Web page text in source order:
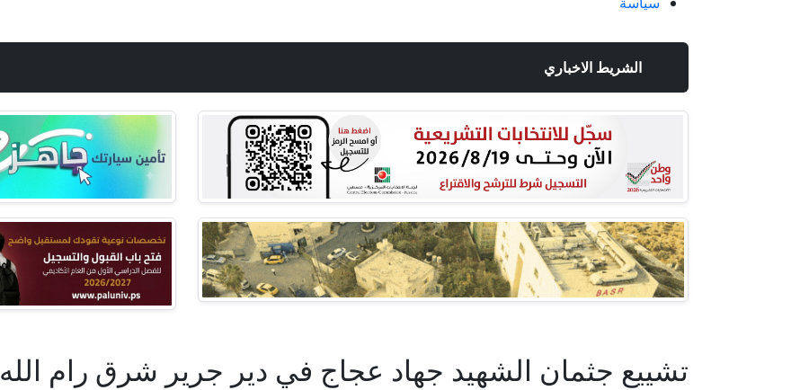
الشريط الاخباري
تشييع جثمان الشهيد جهاد عجاج في دير جرير شرق رام الله